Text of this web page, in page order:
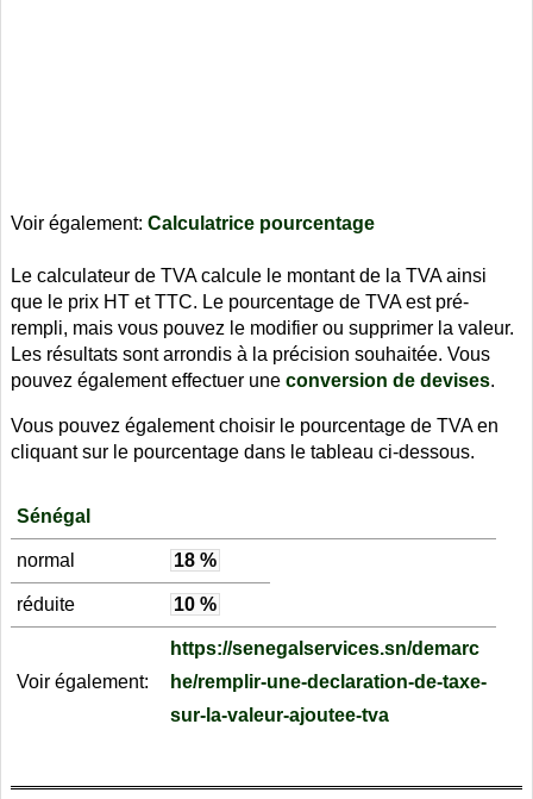
Voir également: Calculatrice pourcentage
Le calculateur de TVA calcule le montant de la TVA ainsi
que le prix HT et TTC. Le pourcentage de TVA est pré-
rempli, mais vous pouvez le modifier ou supprimer la valeur.
Les résultats sont arrondis à la précision souhaitée. Vous
pouvez également effectuer une conversion de devises.
Vous pouvez également choisir le pourcentage de TVA en
cliquant sur le pourcentage dans le tableau ci-dessous.
Sénégal
normal 18 %
réduite 10 %
Voir également:
https://senegalservices.sn/demarc
he/remplir-une-declaration-de-taxe-
sur-la-valeur-ajoutee-tva